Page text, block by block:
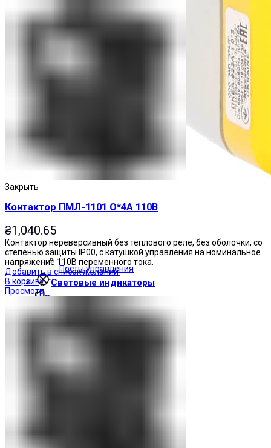
Посты управления
Световые индикаторы
Зуммеры
Электрощитовое оборудование
Трансформаторы
Оборудование для лифтов
Закрыть
Контактор ПМЛ-1101 О*4А 110В
₴1,040.65
Контактор нереверсивный без теплового реле, без оболочки, со
степенью защиты IP00, с катушкой управления на номинальное
напряжение 110В переменного тока.
Добавить в список желаний
В корзину
Просмотр